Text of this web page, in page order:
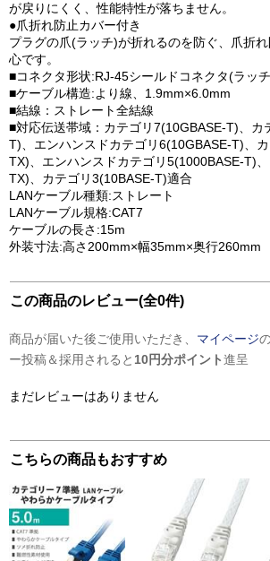
が戻りにくく、性能特性が落ちません。
●爪折れ防止カバー付き
プラグの爪(ラッチ)が折れるのを防ぐ、爪折
心です。
■コネクタ形状:RJ-45シールドコネクタ(ラッ
■ケーブル構造:より線、1.9mm×6.0mm
■結線：ストレート全結線
■対応伝送帯域：カテゴリ7(10GBASE-T)、カ
T)、エンハンスドカテゴリ6(10GBASE-T)、
TX)、エンハンスドカテゴリ5(1000BASE-T)
TX)、カテゴリ3(10BASE-T)適合
LANケーブル種類:ストレート
LANケーブル規格:CAT7
ケーブルの長さ:15m
外装寸法:高さ200mm×幅35mm×奥行260mm
この商品のレビュー(全0件)
商品が届いた後ご使用いただき、 マイページ
ー投稿＆採用されると 10円分ポイント進呈
まだレビューはありません
こちらの商品もおすすめ